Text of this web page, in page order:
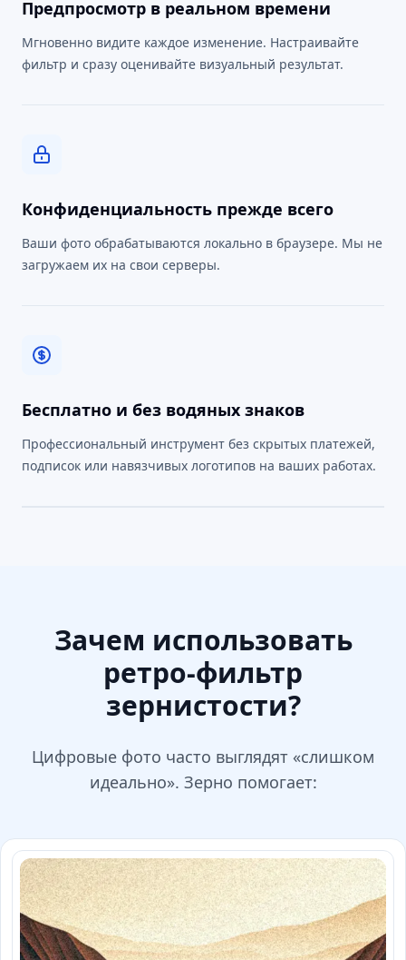
Предпросмотр в реальном времени
Мгновенно видите каждое изменение. Настраивайте
фильтр и сразу оценивайте визуальный результат.
Конфиденциальность прежде всего
Ваши фото обрабатываются локально в браузере. Мы не
загружаем их на свои серверы.
Бесплатно и без водяных знаков
Профессиональный инструмент без скрытых платежей,
подписок или навязчивых логотипов на ваших работах.
Зачем использовать
ретро-фильтр
зернистости?
Цифровые фото часто выглядят «слишком
идеально». Зерно помогает: